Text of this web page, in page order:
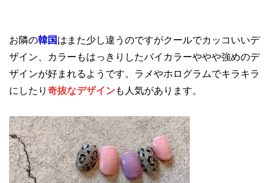
お隣の韓国はまた少し違うのですがクールでカッコいいデ
ザイン、カラーもはっきりしたバイカラーややや強めのデ
ザインが好まれるようです。ラメやホログラムでキラキラ
にしたり 奇抜なデザインも人気があります。